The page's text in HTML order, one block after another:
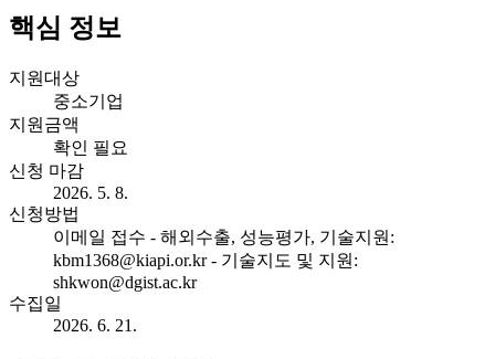
핵심 정보
지원대상
중소기업
지원금액
확인 필요
신청 마감
2026. 5. 8.
신청방법
이메일 접수 - 해외수출, 성능평가, 기술지원:
kbm1368@kiapi.or.kr - 기술지도 및 지원:
shkwon@dgist.ac.kr
수집일
2026. 6. 21.